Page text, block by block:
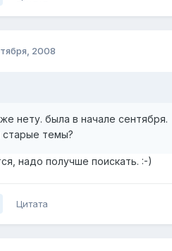
2008
нету. была в начале сентября.
темы?
надо получше поискать. :-)
Цитата